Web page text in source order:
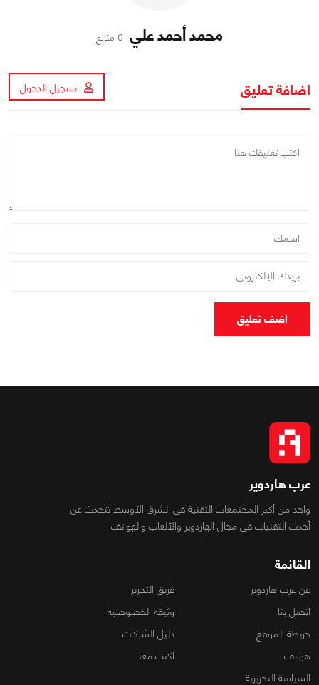
محمد أحمد علي 0 متابع
اضافة تعليق تسجيل الدخول
اضف تعليق
عرب هاردوير
واحد من أكبر المجتمعات التقنية فى الشرق الأوسط تتحدث عن
أحدث التقنيات فى مجال الهاردوير والألعاب والهواتف
القائمة
عن عرب هاردوير
فريق التحرير
اتصل بنا
وثيقة الخصوصية
خريطة الموقع
دليل الشركات
هواتف
اكتب معنا
السياسة التحريرية